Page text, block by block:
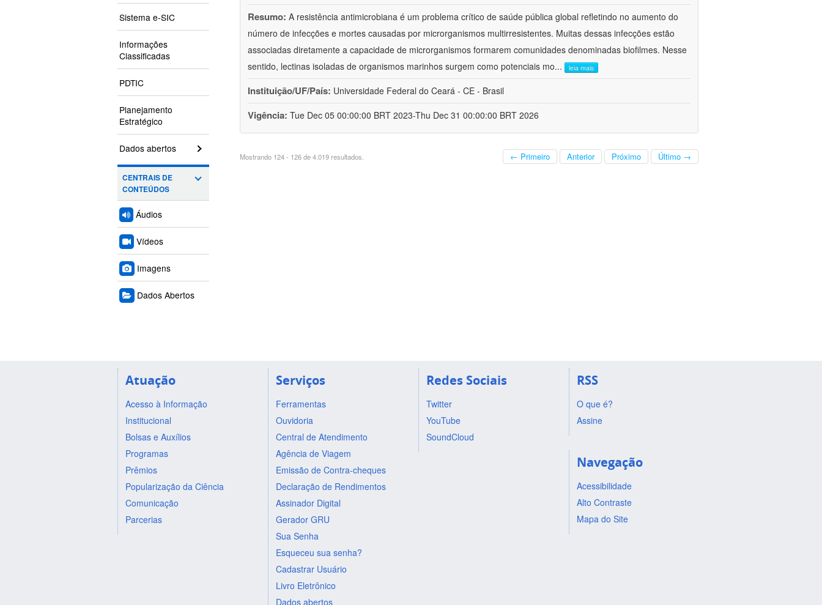
Sistema e-SIC
Informações
Classificadas
PDTIC
Planejamento
Estratégico
Dados abertos
CENTRAIS DE
CONTEÚDOS
Áudios
Vídeos
Imagens
Dados Abertos
Resumo: A resistência antimicrobiana é um problema crítico de saúde pública global refletindo no aumento do
número de infecções e mortes causadas por microrganismos multirresistentes. Muitas dessas infecções estão
associadas diretamente a capacidade de microrganismos formarem comunidades denominadas biofilmes. Nesse
sentido, lectinas isoladas de organismos marinhos surgem como potenciais mo... leia mais
Instituição/UF/País: Universidade Federal do Ceará - CE - Brasil
Vigência: Tue Dec 05 00:00:00 BRT 2023-Thu Dec 31 00:00:00 BRT 2026
Mostrando 124 - 126 de 4.019 resultados. ← Primeiro Anterior Próximo Último →
Atuação
Acesso à Informação
Institucional
Bolsas e Auxílios
Programas
Prêmios
Popularização da Ciência
Comunicação
Parcerias
Serviços
Ferramentas
Ouvidoria
Central de Atendimento
Agência de Viagem
Emissão de Contra-cheques
Declaração de Rendimentos
Assinador Digital
Gerador GRU
Sua Senha
Esqueceu sua senha?
Cadastrar Usuário
Livro Eletrônico
Dados abertos
Redes Sociais
Twitter
YouTube
SoundCloud
RSS
O que é?
Assine
Navegação
Acessibilidade
Alto Contraste
Mapa do Site